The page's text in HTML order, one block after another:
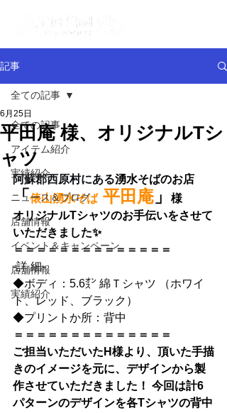
記事
全ての記事
アイテム紹介
実績紹介
ニュース＆ブログ
店舗情報
イベント＆キャンペーン
店舗情報
実績紹介
全ての記事
平田庵 様、オリジナルTシ
ャツ
6月25日
阿蘇郡西原村にある湧水そばのお店
「俵山湧水そば 平田庵 」
様
オリジナルTシャツのお手伝いをさせて
いただきました✨
＝＝＝＝＝＝＝＝＝＝＝＝＝＝
-詳 細-
◆ボディ：5.6㌉ 綿Ｔシャツ （ホワイ
ト、レッド、ブラック）
◆プリントか所：背中
＝＝＝＝＝＝＝＝＝＝＝＝＝＝
ご担当いただいたH様より、頂いた手描
きのイメージを元に、デザインから製
作させていただきました！ 今回は計6
パターンのデザインを各Tシャツの背中